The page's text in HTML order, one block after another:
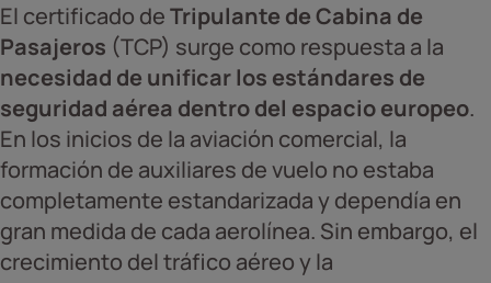
El certificado deTripulante de Cabina de
Pasajeros (TCP) surge como respuesta a la
necesidad de unificar los estándares de
seguridad aérea dentro del espacio europeo.
En los inicios de la aviación comercial, la
formación de auxiliares de vuelo no estaba
completamente estandarizada y dependía en
gran medida de cada aerolínea. Sin embargo, el
crecimiento del tráfico aéreo y la